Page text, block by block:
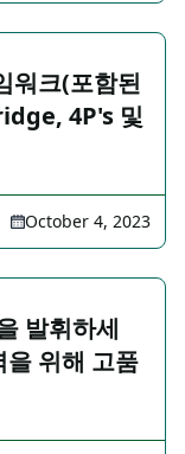
워크(포함된
4P's 및
October 4, 2023
발휘하세
위해 고품